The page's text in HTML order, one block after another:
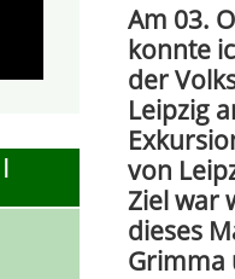
Am 03.
konnte
der
Leipzig
von
Ziel war
dieses
Grimma